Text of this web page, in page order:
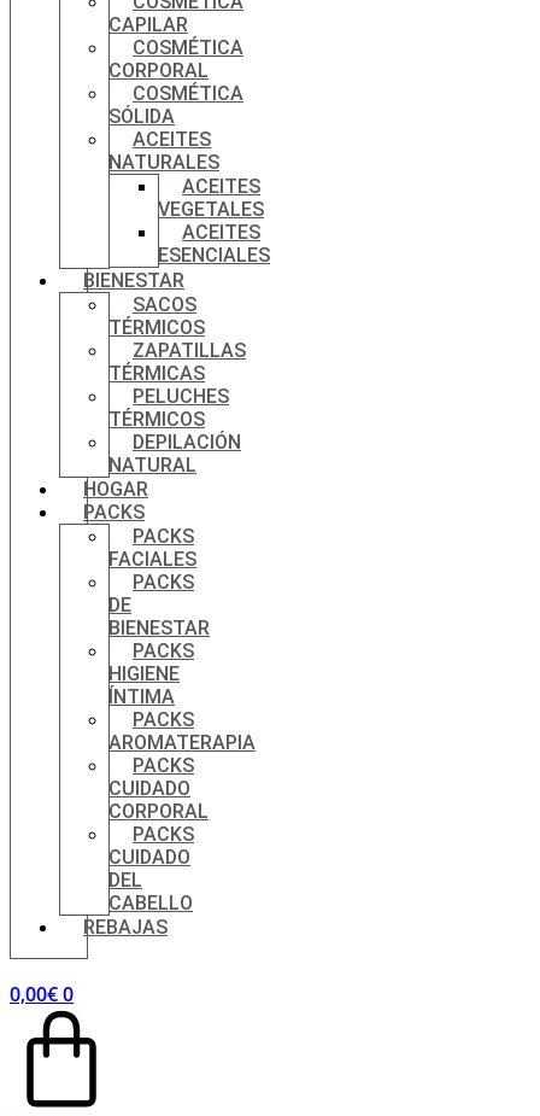
CAPILAR
COSMÉTICA
CORPORAL
COSMÉTICA
SÓLIDA
ACEITES
NATURALES
ACEITES
VEGETALES
ACEITES
ESENCIALES
BIENESTAR
SACOS
TÉRMICOS
ZAPATILLAS
TÉRMICAS
PELUCHES
TÉRMICOS
DEPILACIÓN
NATURAL
HOGAR
PACKS
PACKS
FACIALES
PACKS
DE
BIENESTAR
PACKS
HIGIENE
ÍNTIMA
PACKS
AROMATERAPIA
PACKS
CUIDADO
CORPORAL
PACKS
CUIDADO
DEL
CABELLO
REBAJAS
0,00€0